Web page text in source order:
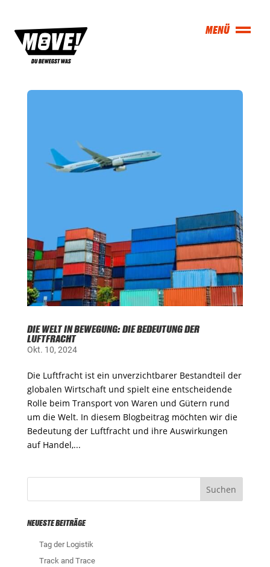
DIE WELT IN BEWEGUNG: DIE BEDEUTUNG DER
LUFTFRACHT
Okt. 10, 2024
Die Luftfracht ist ein unverzichtbarer Bestandteil der
globalen Wirtschaft und spielt eine entscheidende
Rolle beim Transport von Waren und Gütern rund
um die Welt. In diesem Blogbeitrag möchten wir die
Bedeutung der Luftfracht und ihre Auswirkungen
auf Handel,...
NEUESTE BEITRÄGE
Tag der Logistik
Track and Trace